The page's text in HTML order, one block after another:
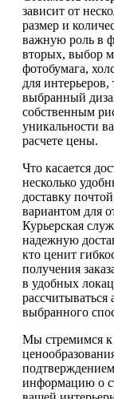
зависит от
размер и
важную роль в
вторых, выбор
фотобумага,
для
выбранный
собственным
уникальности
расчете цены.
Что касается
несколько
доставку
вариантом для
Курьерская
надежную
кто ценит
получения
в удобных
рассчитываться
выбранного
Мы стремимся к
информацию о